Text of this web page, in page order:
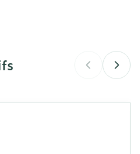
entre les éléments du
carrousel
pour accéder à la